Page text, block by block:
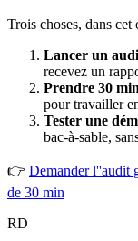
Trois choses, dans
Lancer un
recevez un
Prendre 30
pour travailler
Tester une
bac-à-sable,
👉 Demander l''audit
de 30 min
RD